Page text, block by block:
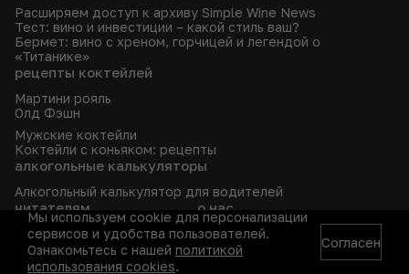
Расширяем доступ к архиву Simple Wine News
Тест: вино и инвестиции – какой стиль ваш?
Бермет: вино с хреном, горчицей и легендой о
«Титанике»
рецепты коктейлей
Мартини рояль
Олд Фэшн
Мужские коктейли
Коктейли с коньяком: рецепты
алкогольные калькуляторы
Алкогольный калькулятор для водителей
читателям
Рассылка
Архив
Fine & Rare Wine
о нас
Об издании
Редакция
Мы используем cookie для персонализации
сервисов и удобства пользователей.
Ознакомьтесь с нашей политикой
использования cookies.
Согласен